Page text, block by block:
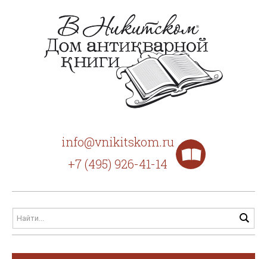
info@vnikitskom.ru
+7 (495) 926-41-14